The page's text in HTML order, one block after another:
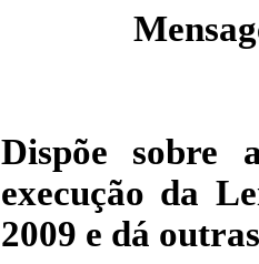
Dispõe sobre
execução da
2009 e dá